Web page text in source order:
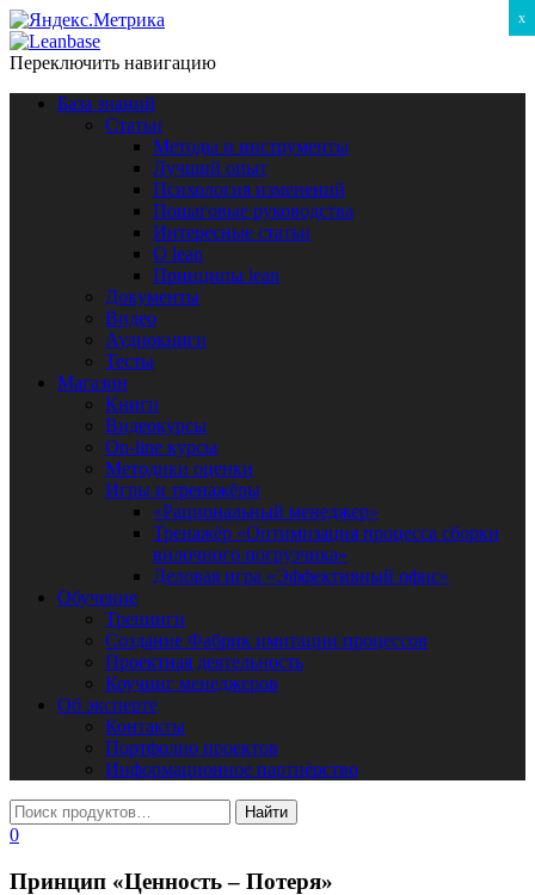
Переключить навигацию
База знаний
Статьи
Методы и инструменты
Лучший опыт
Психология изменений
Пошаговые руководства
Интересные статьи
O lean
Принципы lean
Документы
Видео
Аудиокниги
Тесты
Магазин
Книги
Видеокурсы
On-line курсы
Методики оценки
Игры и тренажёры
«Рациональный менеджер»
Тренажёр «Оптимизация процесса сборки
вилочного погрузчика»
Деловая игра «Эффективный офис»
Обучение
Тренинги
Создание Фабрик имитации процессов
Проектная деятельность
Коучинг менеджеров
Об эксперте
Контакты
Портфолио проектов
Информационное партнёрство
0
Принцип «Ценность – Потеря»
x